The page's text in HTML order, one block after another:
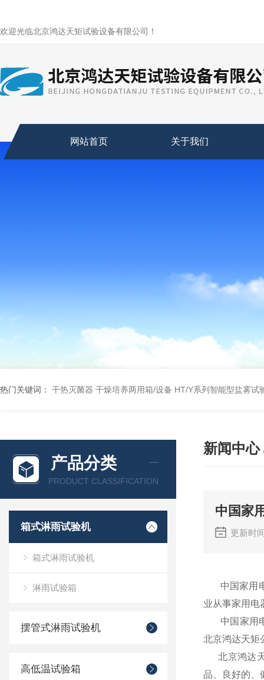
欢迎光临北京鸿达天矩试验设备有限公司！
网站首页 关于我们
热门关键词： 干热灭菌器 干燥培养两用箱/设备 HT/Y系列智能型盐雾试
产品分类
PRODUCT CLASSIFICATION
箱式淋雨试验机
箱式淋雨试验机
淋雨试验箱
摆管式淋雨试验机
高低温试验箱
新闻中心
中国家
更新时
中国家用电
业从事家用电
中国家用电
北京鸿达天矩
北京鸿达天
品、良好的、